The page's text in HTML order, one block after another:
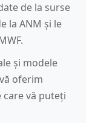
de la surse
la ANM și le
și modele
oferim
vă puteți